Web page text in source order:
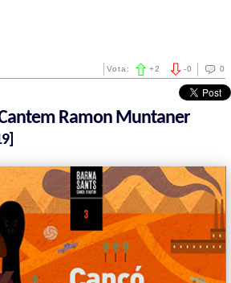
0
-0
Vota: +2
Ramon Muntaner